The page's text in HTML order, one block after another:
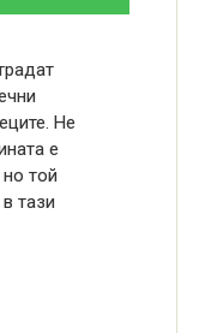
Не
е
той
тази